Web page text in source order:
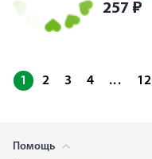
257 ₽
1 2 3 4 ... 12
Помощь